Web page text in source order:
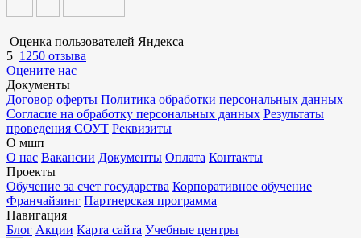
Оценка пользователей Яндекса
5 1250 отзыва
Оцените нас
Документы
Договор оферты Политика обработки персональных данных
Согласие на обработку персональных данных Результаты
проведения СОУТ Реквизиты
О мшп
О нас Вакансии Документы Оплата Контакты
Проекты
Обучение за счет государства Корпоративное обучение
Франчайзинг Партнерская программа
Навигация
Блог Акции Карта сайта Учебные центры